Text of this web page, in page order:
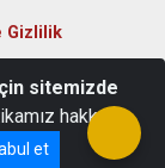
Gizlilik
ELAZIĞ
280 14 00
sitemizde
hakkında
et